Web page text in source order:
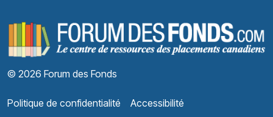
© 2026 Forum des Fonds
Politique de confidentialité Accessibilité